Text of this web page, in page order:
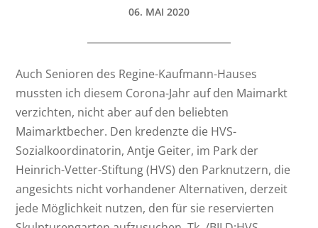
06. MAI 2020
Auch Senioren des Regine-Kaufmann-Hauses
mussten ich diesem Corona-Jahr auf den Maimarkt
verzichten, nicht aber auf den beliebten
Maimarktbecher. Den kredenzte die HVS-
Sozialkoordinatorin, Antje Geiter, im Park der
Heinrich-Vetter-Stiftung (HVS) den Parknutzern, die
angesichts nicht vorhandener Alternativen, derzeit
jede Möglichkeit nutzen, den für sie reservierten